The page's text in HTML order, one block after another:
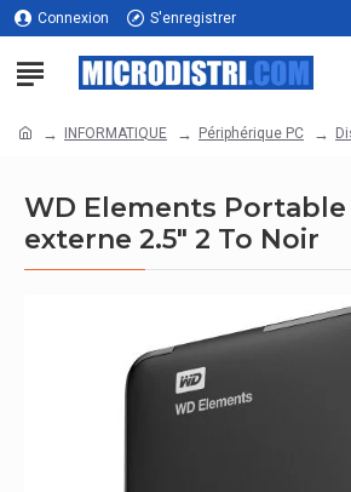
Connexion S'enregistrer
INFORMATIQUE Périphérique PC
WD Elements
externe 2.5" 2 To Noir